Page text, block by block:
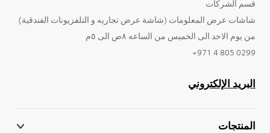
قسم الشركات
شاشات عرض المعلومات (شاشة عرض تجاريه و التلفزيونات الفندقية)
من يوم الاحد الى الخميس من الساعه ٨ص الى ٥م
0299 805 4 971+
البريد الإلكتروني
المنتجات